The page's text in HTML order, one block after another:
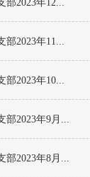
部2023年12...
部2023年11...
部2023年10...
部2023年9月...
部2023年8月...